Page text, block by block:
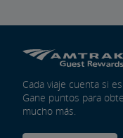
Cada viaje cuenta si
Gane puntos para
mucho más.